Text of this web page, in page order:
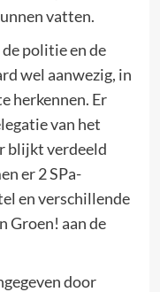
vatten.
politie en de
wel aanwezig, in
herkennen. Er
van het
blijkt verdeeld
er 2 SPa-
en verschillende
Groen! aan de
door